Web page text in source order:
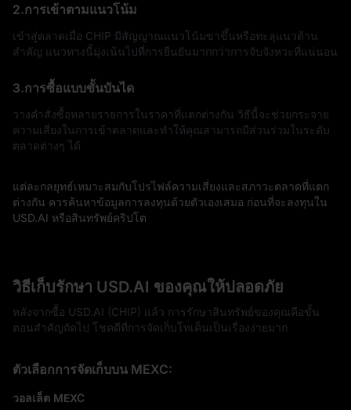
2.การเข้าตามแนวโน้ม
เข้าสู่ตลาดเมื่อ CHIP มีสัญญาณแนวโน้มขาขึ้นหรือทะลุแนวต้าน
สำคัญ แนวทางนี้มุ่งเน้นไปที่การยืนยันมากกว่าการจับจังหวะที่แน่นอน
3.การซื้อแบบขั้นบันได
วางคำสั่งซื้อหลายรายการในราคาที่แตกต่างกัน วิธีนี้จะช่วยกระจาย
ความเสี่ยงในการเข้าตลาดและทำให้คุณสามารถมีส่วนร่วมในระดับ
ตลาดต่างๆ ได้
แต่ละกลยุทธ์เหมาะสมกับโปรไฟล์ความเสี่ยงและสภาวะตลาดที่แตก
ต่างกัน ควรค้นหาข้อมูลการลงทุนด้วยตัวเองเสมอ ก่อนที่จะลงทุนใน
USD.AI หรือสินทรัพย์คริปโต
วิธีเก็บรักษา USD.AI ของคุณให้ปลอดภัย
หลังจากซื้อ USD.AI (CHIP) แล้ว การรักษาสินทรัพย์ของคุณคือขั้น
ตอนสำคัญถัดไป โชคดีที่การจัดเก็บโทเค็นเป็นเรื่องง่ายมาก
ตัวเลือกการจัดเก็บบน MEXC:
วอลเล็ต MEXC